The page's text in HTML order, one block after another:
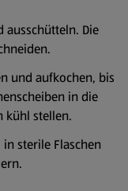
ausschütteln. Die
und aufkochen, bis
in die
kühl stellen.
sterile Flaschen